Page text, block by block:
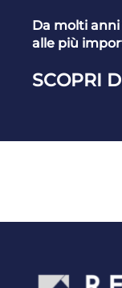
Da molti
alle più
SCOPRI